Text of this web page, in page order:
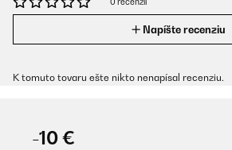
Napíšte recenziu
K tomuto tovaru ešte nikto nenapísal recenziu.
-10 €